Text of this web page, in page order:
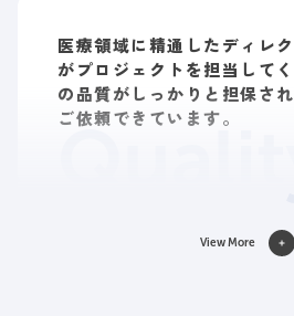
医療領域に精通したディレ
がプロジェクトを担当して
の品質がしっかりと担保さ
ご依頼できています。
View More